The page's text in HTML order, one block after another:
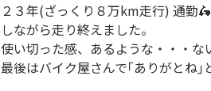
２３年(ざっくり８万km走行) 通勤
しながら走り終えました。
使い切った感、あるような・・・な
最後はバイク屋さんで｢ありがとね｣